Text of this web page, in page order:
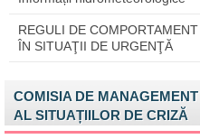
REGULI DE COMPORTAMENT
ÎN SITUAŢII DE URGENŢĂ
COMISIA DE MANAGEMENT
AL SITUAȚIILOR DE CRIZĂ